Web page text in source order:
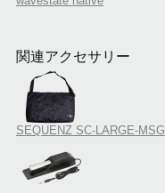
関連アクセサリー
SEQUENZ SC-LARGE-MSG